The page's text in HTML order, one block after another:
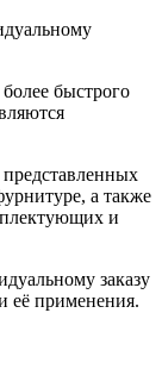
быстрого
а также
и
заказу
её применения.